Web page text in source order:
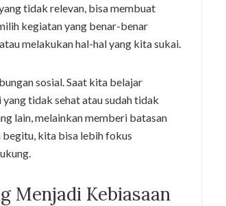
tidak relevan, bisa membuat
kegiatan yang benar-benar
melakukan hal-hal yang kita sukai.
sosial. Saat kita belajar
tidak sehat atau sudah tidak
lain, melainkan memberi batasan
begitu, kita bisa lebih fokus
Menjadi Kebiasaan